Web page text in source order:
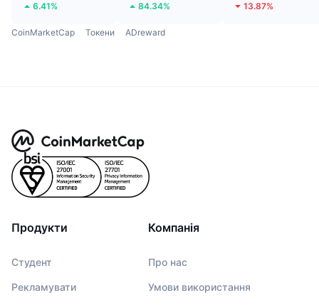
6.41% 84.34% 13.87%
CoinMarketCap Токени ADreward
Продукти
Студент
Рекламувати
Компанія
Про нас
Умови використання